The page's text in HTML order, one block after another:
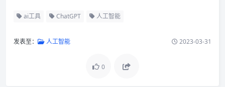
ai工具 ChatGPT 人工智能
发表至： 人工智能 2023-03-31
0